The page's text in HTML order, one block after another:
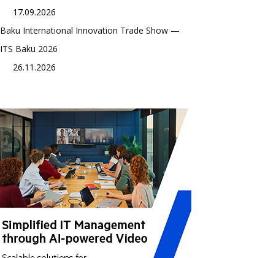
17.09.2026
Baku International Innovation Trade Show —
ITS Baku 2026
26.11.2026